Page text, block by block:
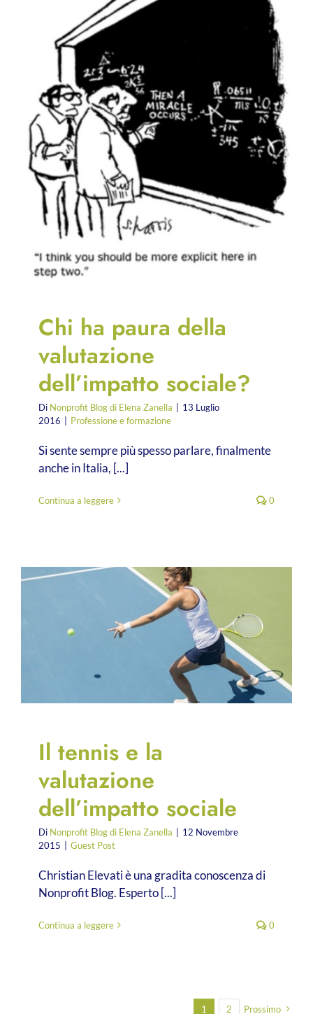
Chi ha paura della
valutazione
dell’impatto sociale?
Di Nonprofit Blog di Elena Zanella
13 Luglio
2016
Professione e formazione
Si sente sempre più spesso parlare, finalmente
anche in Italia, [...]
Continua a leggere 0
Il tennis e la
valutazione
dell’impatto sociale
Di Nonprofit Blog di Elena Zanella
12 Novembre
2015
Guest Post
Christian Elevati è una gradita conoscenza di
Nonprofit Blog. Esperto [...]
Continua a leggere 0
1 2 Prossimo